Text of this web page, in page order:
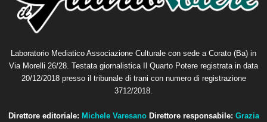
Laboratorio Mediatico Associazione Culturale con sede a Corato (Ba) in
Via Morelli 26/28. Testata giornalistica Il Quarto Potere registrata in data
20/12/2018 presso il tribunale di trani con numero di registrazione
3712/2018.
Direttore editoriale: Michele Varesano Direttore responsabile: Grazia